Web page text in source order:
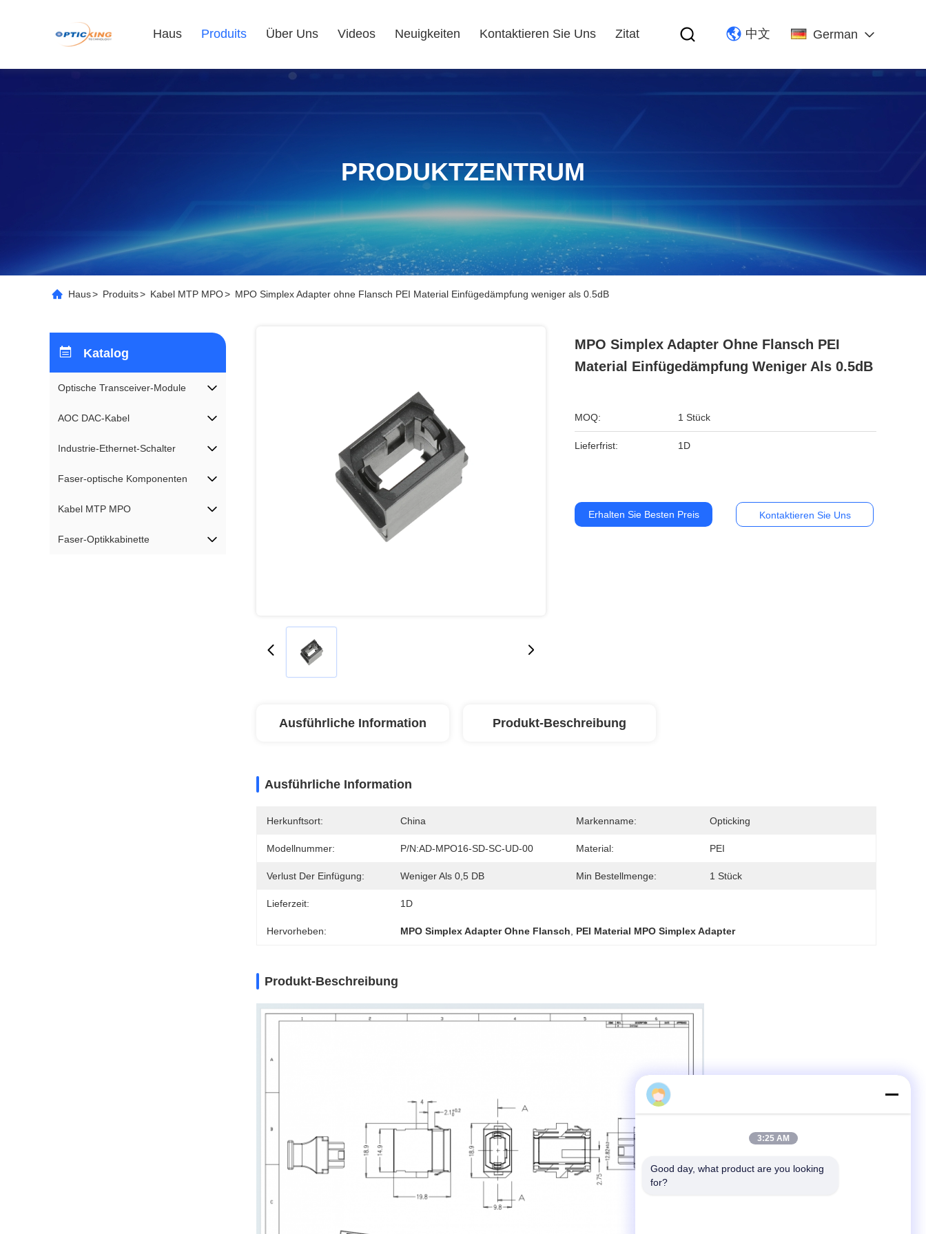
Haus Produits Über Uns Videos Neuigkeiten Kontaktieren Sie Uns Zitat 中文 German
PRODUKTZENTRUM
Haus> Produits> Kabel MTP MPO> MPO Simplex Adapter ohne Flansch PEI Material Einfügedämpfung weniger als 0.5dB
Katalog
Optische Transceiver-Module
AOC DAC-Kabel
Industrie-Ethernet-Schalter
Faser-optische Komponenten
Kabel MTP MPO
Faser-Optikkabinette
MPO Simplex Adapter Ohne Flansch PEI
Material Einfügedämpfung Weniger Als 0.5dB
MOQ: 1 Stück
Lieferfrist: 1D
Erhalten Sie Besten Preis Kontaktieren Sie Uns
Ausführliche Information Produkt-Beschreibung
Ausführliche Information
Herkunftsort: China Markenname: Opticking
Modellnummer: P/N:AD-MPO16-SD-SC-UD-00 Material: PEI
Verlust Der Einfügung: Weniger Als 0,5 DB Min Bestellmenge: 1 Stück
Lieferzeit: 1D
Hervorheben: MPO Simplex Adapter Ohne Flansch PEI Material MPO Simplex Adapter
Produkt-Beschreibung
3:25 AM
Good day, what product are you looking
for?